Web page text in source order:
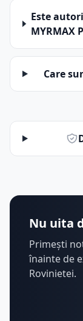
Este
MYRMAX
Care
Nu uita
Primești
înainte de
Rovinietei.